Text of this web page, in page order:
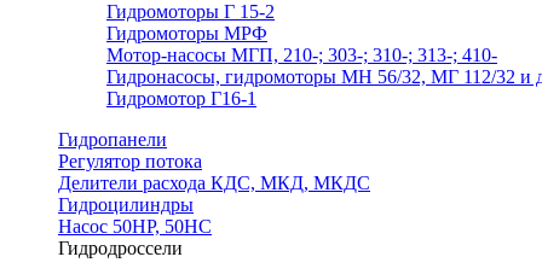
Гидромоторы Г 15-2
Гидромоторы МРФ
Мотор-насосы МГП, 210-; 303-; 310-; 313-; 410-
Гидронасосы, гидромоторы МН 56/32, МГ 112/32 и
Гидромотор Г16-1
Гидропанели
Регулятор потока
Делители расхода КДС, МКД, МКДС
Гидроцилиндры
Насос 50НР, 50НС
Гидродроссели